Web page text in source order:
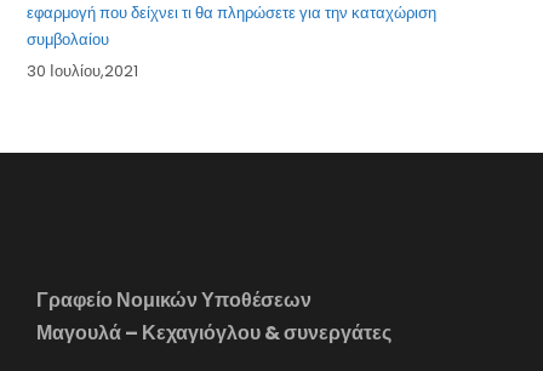
εφαρμογή που δείχνει τι θα πληρώσετε για την καταχώριση
συμβολαίου
30 Ιουλίου,2021
Γραφείο Νομικών Υποθέσεων
Μαγουλά – Κεχαγιόγλου & συνεργάτες